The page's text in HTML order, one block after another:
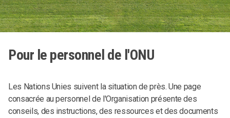
Pour le personnel de l'ONU
Les Nations Unies suivent la situation de près. Une page
consacrée au personnel de l'Organisation présente des
conseils, des instructions, des ressources et des documents